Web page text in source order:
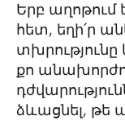
Երբ աղոթում
հետ, եղի՛ր
տխրությունը
քո
ձևացնել, թե